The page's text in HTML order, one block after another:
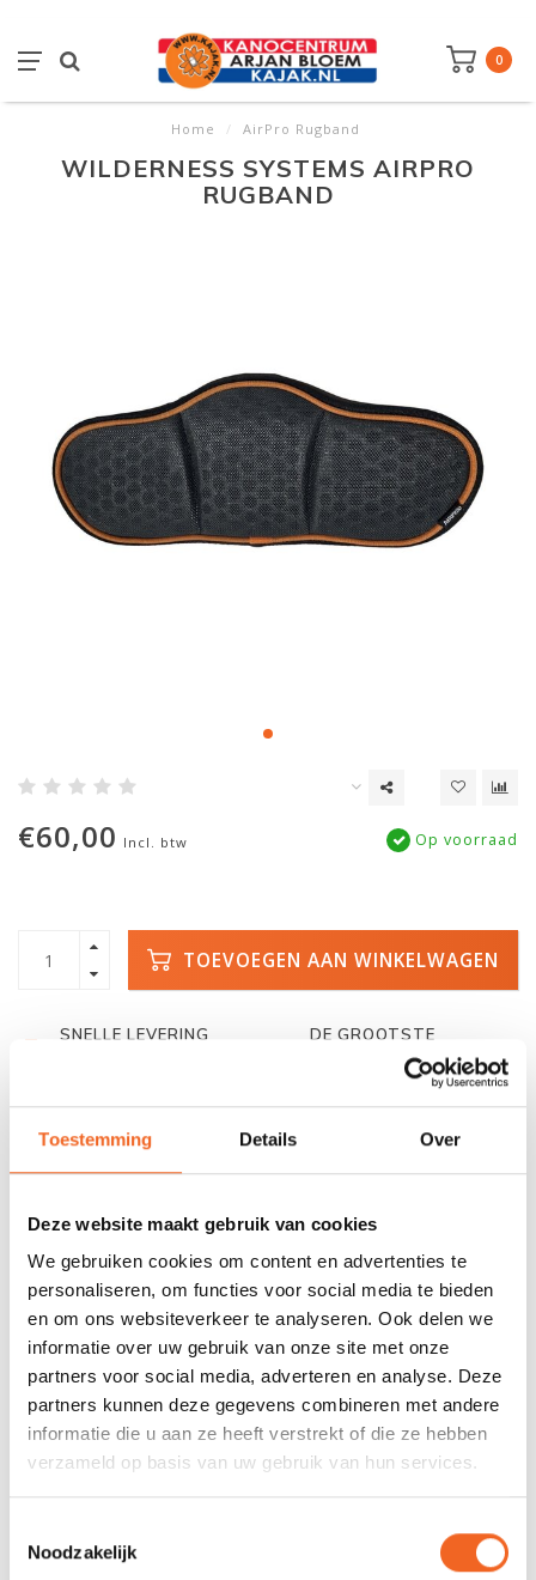
Toestemming Details Over
Deze website maakt gebruik van cookies
We gebruiken cookies om content en advertenties te
personaliseren, om functies voor social media te bieden
en om ons websiteverkeer te analyseren. Ook delen we
informatie over uw gebruik van onze site met onze
partners voor social media, adverteren en analyse. Deze
partners kunnen deze gegevens combineren met andere
informatie die u aan ze heeft verstrekt of die ze hebben
verzameld op basis van uw gebruik van hun services.
Noodzakelijk
0
Home / AirPro Rugband
WILDERNESS SYSTEMS AIRPRO
RUGBAND
€60,00 Incl. btw Op voorraad
TOEVOEGEN AAN WINKELWAGEN
SNELLE LEVERING
DE GROOTSTE
Duizenden kano's op
678 GOOGLE REVIEWS
Beoordeling 4,8/5
PROEFVAART
INFORMATIE
Dit is de vervangende Phase 3 AirPro rugband voor de
Wilderness Systems Tsunami en Zephyr.
REVIEWS
Nog niet gewaardeerd